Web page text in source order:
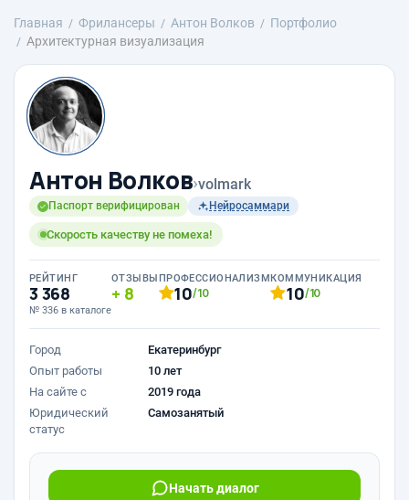
Главная Фрилансеры Антон Волков
Портфолио
Архитектурная визуализация
Антон Волков›volmark
Паспорт верифицирован Нейросаммари
Скорость качеству не помеха!
РЕЙТИНГ
3 368
№ 336 в каталоге
ОТЗЫВЫ
8
ПРОФЕССИОНАЛИЗМ
10/10
КОММУНИКАЦИЯ
10/10
Город
Екатеринбург
Опыт работы
10 лет
На сайте с
2019 года
Юридический
статус
Самозанятый
Начать диалог